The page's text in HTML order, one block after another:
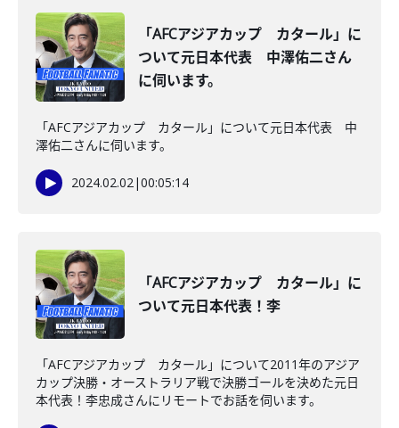
「AFCアジアカップ カタール」に
ついて元日本代表 中澤佑二さん
に伺います。
「AFCアジアカップ カタール」について元日本代表 中
澤佑二さんに伺います。
2024.02.02|00:05:14
「AFCアジアカップ カタール」に
ついて元日本代表！李
「AFCアジアカップ カタール」について2011年のアジア
カップ決勝・オーストラリア戦で決勝ゴールを決めた元日
本代表！李忠成さんにリモートでお話を伺います。